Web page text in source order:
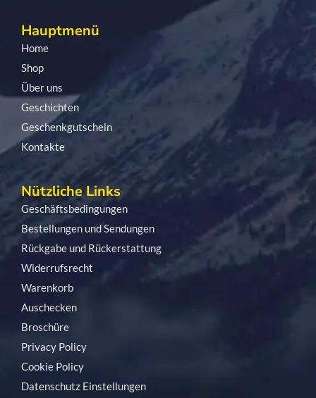
Hauptmenü
Home
Shop
Über uns
Geschichten
Geschenkgutschein
Kontakte
Nützliche Links
Geschäftsbedingungen
Bestellungen und Sendungen
Rückgabe und Rückerstattung
Widerrufsrecht
Warenkorb
Auschecken
Broschüre
Privacy Policy
Cookie Policy
Datenschutz Einstellungen